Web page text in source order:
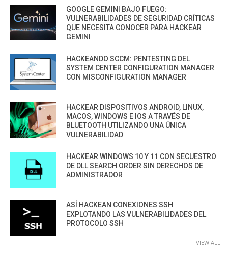
GOOGLE GEMINI BAJO FUEGO:
VULNERABILIDADES DE SEGURIDAD CRÍTICAS
QUE NECESITA CONOCER PARA HACKEAR
GEMINI
HACKEANDO SCCM: PENTESTING DEL
SYSTEM CENTER CONFIGURATION MANAGER
CON MISCONFIGURATION MANAGER
HACKEAR DISPOSITIVOS ANDROID, LINUX,
MACOS, WINDOWS E IOS A TRAVÉS DE
BLUETOOTH UTILIZANDO UNA ÚNICA
VULNERABILIDAD
HACKEAR WINDOWS 10 Y 11 CON SECUESTRO
DE DLL SEARCH ORDER SIN DERECHOS DE
ADMINISTRADOR
ASÍ HACKEAN CONEXIONES SSH
EXPLOTANDO LAS VULNERABILIDADES DEL
PROTOCOLO SSH
VIEW ALL